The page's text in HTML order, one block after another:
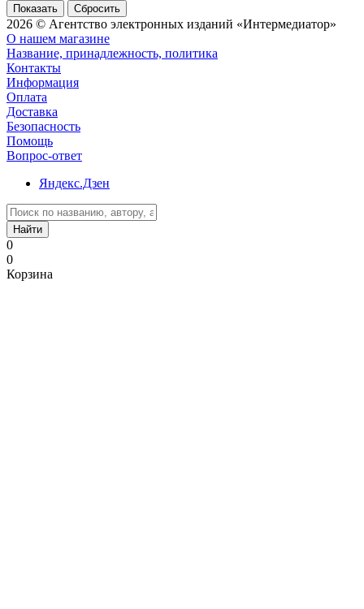
Сбросить
2026 © Агентство электронных изданий «Интермедиатор»
О нашем магазине
Название, принадлежность, политика
Контакты
Информация
Оплата
Доставка
Безопасность
Помощь
Вопрос-ответ
Яндекс.Дзен
Найти
0
0
Корзина